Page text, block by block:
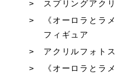
スプリングアク
《オーロラとラ
フィギュア
アクリルフォト
《オーロラとラ